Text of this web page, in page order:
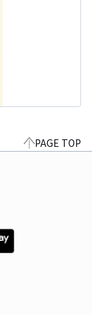
PAGE TOP